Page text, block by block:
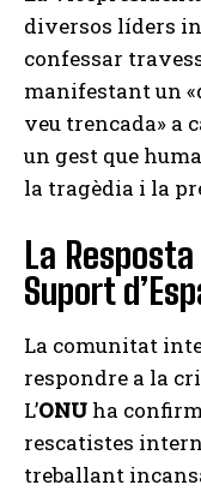
diversos líders
confessar
manifestant un
veu trencada» a
un gest que
la tragèdia i la
La
Suport
La comunitat
respondre a la
L’ONU ha
rescatistes
treballant